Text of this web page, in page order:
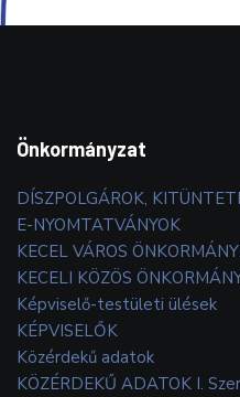
Önkormányzat
DÍSZPOLGÁROK,
E-NYOMTATVÁNYOK
KECEL VÁROS
KECELI KÖZÖS
Képviselő-testületi ülések
KÉPVISELŐK
Közérdekű adatok
KÖZÉRDEKŰ ADATOK I.